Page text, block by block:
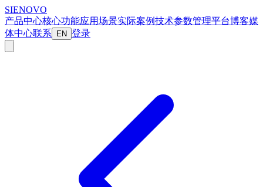
SIENOVO
产品中心核心功能应用场景实际案例技术参数管理平台博客媒
体中心联系 EN 登录